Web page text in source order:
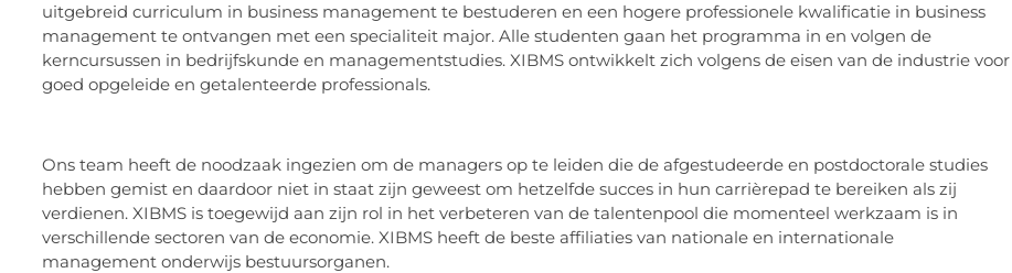
uitgebreid curriculum in business management te bestuderen en een hogere professionele kwalificatie in business
management te ontvangen met een specialiteit major. Alle studenten gaan het programma in en volgen de
kerncursussen in bedrijfskunde en managementstudies. XIBMS ontwikkelt zich volgens de eisen van de industrie voor
goed opgeleide en getalenteerde professionals.
Ons team heeft de noodzaak ingezien om de managers op te leiden die de afgestudeerde en postdoctorale studies
hebben gemist en daardoor niet in staat zijn geweest om hetzelfde succes in hun carrièrepad te bereiken als zij
verdienen. XIBMS is toegewijd aan zijn rol in het verbeteren van de talentenpool die momenteel werkzaam is in
verschillende sectoren van de economie. XIBMS heeft de beste affiliaties van nationale en internationale
management onderwijs bestuursorganen.